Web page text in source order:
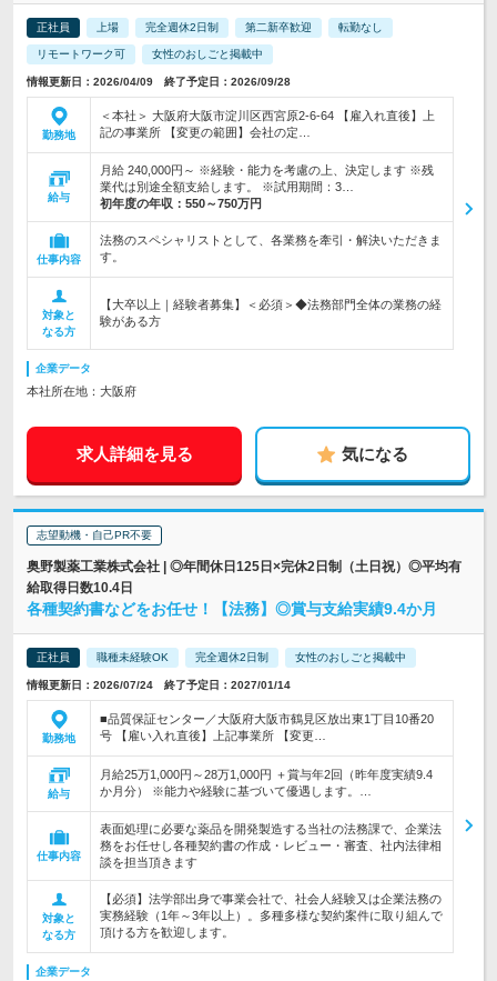
正社員 上場 完全週休2日制 第二新卒歓迎 転勤なし
リモートワーク可 女性のおしごと掲載中
情報更新日：2026/04/09 終了予定日：2026/09/28
勤務地
＜本社＞ 大阪府大阪市淀川区西宮原2-6-64 【雇入れ直後】上
記の事業所 【変更の範囲】会社の定…
給与
月給 240,000円～ ※経験・能力を考慮の上、決定します ※残
業代は別途全額支給します。 ※試用期間：3…
初年度の年収： 550～750万円
仕事内容
法務のスペシャリストとして、各業務を牽引・解決いただきま
す。
対象と
なる方
【大卒以上｜経験者募集】＜必須＞◆法務部門全体の業務の経
験がある方
企業データ
本社所在地：大阪府
求人詳細を見る 気になる
志望動機・自己PR不要
奥野製薬工業株式会社 | ◎年間休日125日×完休2日制（土日祝）◎平均有
給取得日数10.4日
各種契約書などをお任せ！【法務】◎賞与支給実績9.4か月
正社員 職種未経験OK 完全週休2日制 女性のおしごと掲載中
情報更新日：2026/07/24 終了予定日：2027/01/14
勤務地
■品質保証センター／大阪府大阪市鶴見区放出東1丁目10番20
号 【雇い入れ直後】上記事業所 【変更…
給与
月給25万1,000円～28万1,000円 ＋賞与年2回（昨年度実績9.4
か月分） ※能力や経験に基づいて優遇します。…
仕事内容
表面処理に必要な薬品を開発製造する当社の法務課で、企業法
務をお任せし各種契約書の作成・レビュー・審査、社内法律相
談を担当頂きます
対象と
なる方
【必須】法学部出身で事業会社で、社会人経験又は企業法務の
実務経験（1年～3年以上）。多種多様な契約案件に取り組んで
頂ける方を歓迎します。
企業データ